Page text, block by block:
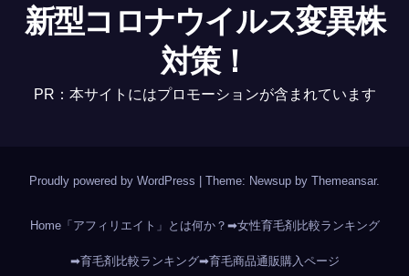
新型コロナウイルス変異株
対策！
PR：本サイトにはプロモーションが含まれています
Proudly powered by WordPress Theme: Newsup by Themeansar.
Home「アフィリエイト」とは何か？ ➡女性育毛剤比較ランキング
➡育毛剤比較ランキング➡育毛商品通販購入ページ